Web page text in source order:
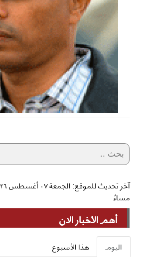
مساءً
أهم الأخبار الان
اليوم هذا الأسبوع